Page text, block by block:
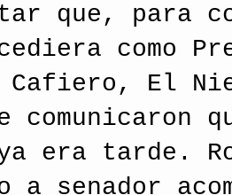
que, para
como
Cafiero, El
comunicaron
ya era tarde.
a senador